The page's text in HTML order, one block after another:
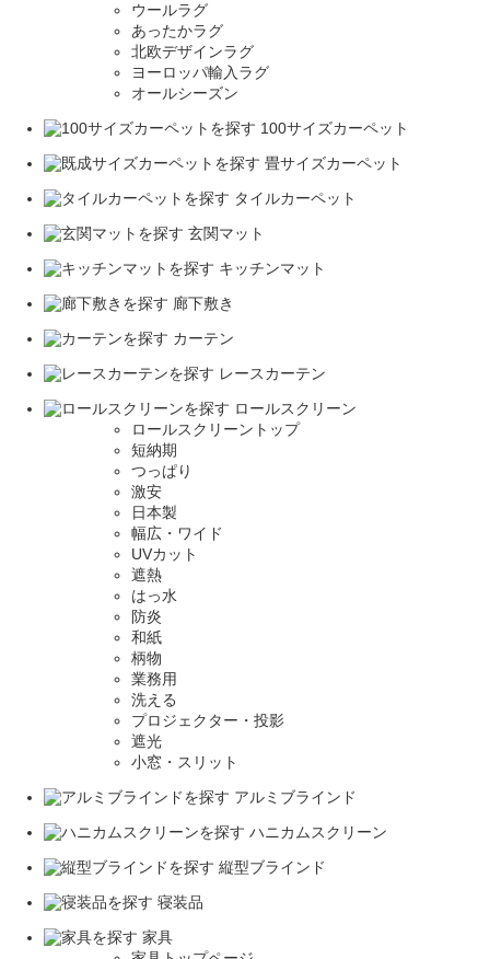
ウールラグ
あったかラグ
北欧デザインラグ
ヨーロッパ輸入ラグ
オールシーズン
100サイズカーペット
畳サイズカーペット
タイルカーペット
玄関マット
キッチンマット
廊下敷き
カーテン
レースカーテン
ロールスクリーン
ロールスクリーントップ
短納期
つっぱり
激安
日本製
幅広・ワイド
UVカット
遮熱
はっ水
防炎
和紙
柄物
業務用
洗える
プロジェクター・投影
遮光
小窓・スリット
アルミブラインド
ハニカムスクリーン
縦型ブラインド
寝装品
家具